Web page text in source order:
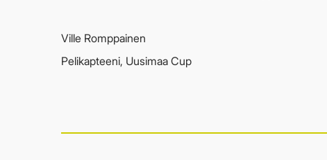
Ville Romppainen
Pelikapteeni, Uusimaa Cup